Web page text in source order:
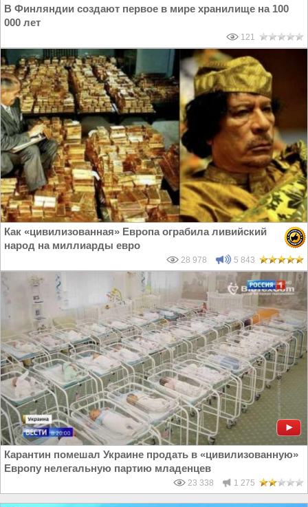
В Финляндии создают первое в мире хранилище на 100
000 лет
121
Как «цивилизованная» Европа ограбила ливийский
народ на миллиарды евро
28 978 5 843
Карантин помешал Украине продать в «цивилизованную»
Европу нелегальную партию младенцев
23 338 1 275